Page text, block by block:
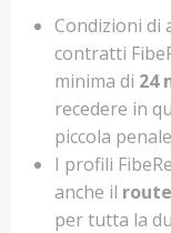
Condizioni di
contratti
minima di 24
recedere in
piccola
I profili
anche il
per tutta la